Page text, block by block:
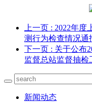
上一页 : 2022年度
测行为检查情况通
下一页 : 关于公布
监督总站监督抽检
新闻动态